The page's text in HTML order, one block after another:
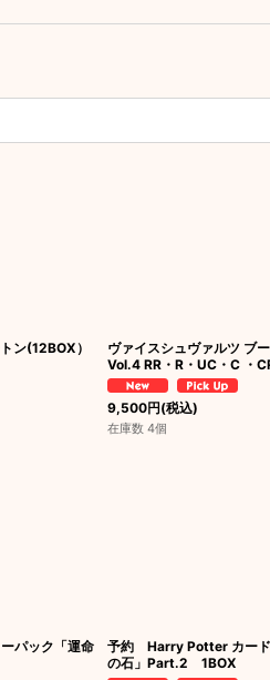
(12BOX）
ヴァイスシュヴァルツ ブ
Vol.4 RR・R・UC・C ・
9,500円(税込)
在庫数 4個
パック「運命
予約 Harry Potter カード
の石」Part.2 1BOX